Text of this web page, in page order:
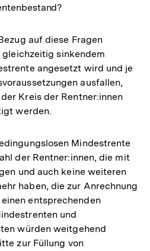
auf diese Fragen
sinkendem
angesetzt wird und je
ausfallen,
Kreis der Rentner:innen
werden.
Mindestrente
der Rentner:innen, die mit
und auch keine weiteren
haben, die zur Anrechnung
entsprechenden
und
würden weitgehend
zur Füllung von